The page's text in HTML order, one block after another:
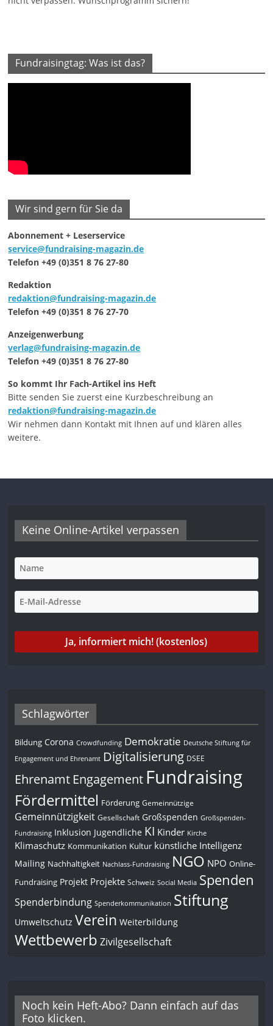
Fundraisingtag: Was ist das?
Wir sind gern für Sie da
Abonnement + Leserservice
service@fundraising-magazin.de
Telefon +49 (0)351 8 76 27-80
Redaktion
redaktion@fundraising-magazin.de
Telefon +49 (0)351 8 76 27-70
Anzeigenwerbung
verlag@fundraising-magazin.de
Telefon +49 (0)351 8 76 27-80
So kommt Ihr Fach-Artikel ins Heft
Bitte senden Sie zuerst eine Kurzbeschreibung an
redaktion@fundraising-magazin.de
Wir nehmen dann Kontakt mit Ihnen auf und klären alles
weitere.
Keine Online-Artikel verpassen
Schlagwörter
Bildung Corona Crowdfunding Demokratie Deutsche Stiftung für
Engagement und Ehrenamt Digitalisierung DSEE
Ehrenamt Engagement Fundraising
Fördermittel Förderung Gemeinnützige
Gemeinnützigkeit Gesellschaft Großspenden Großspenden-
Fundraising Inklusion Jugendliche KI Kinder Kirche
Klimaschutz Kommunikation Kultur künstliche Intelligenz
Mailing Nachhaltigkeit Nachlass-Fundraising NGO NPO Online-
Fundraising Projekt Projekte Schweiz Social Media Spenden
Spenderbindung Spenderkommunikation Stiftung
Umweltschutz Verein Weiterbildung
Wettbewerb Zivilgesellschaft
Noch kein Heft-Abo? Dann einfach auf das
Foto klicken.